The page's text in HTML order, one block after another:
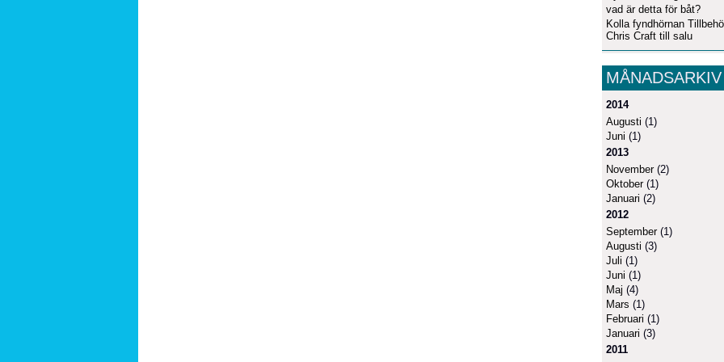
vad är detta för båt?
Kolla fyndhörnan
Chris Craft till salu
MÅNADSARKIV
2014
Augusti (1)
Juni (1)
2013
November(2)
Oktober(1)
Januari (2)
2012
September(1)
Augusti (3)
Juli (1)
Juni (1)
Maj (4)
Mars (1)
Februari (1)
Januari (3)
2011